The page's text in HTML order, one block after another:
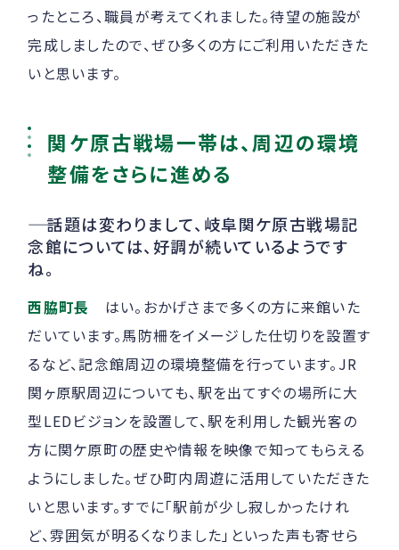
ったところ、職員が考えてくれました。待望の施設が
完成しましたので、ぜひ多くの方にご利用いただきた
いと思います。
関ケ原古戦場一帯は、周辺の環境
整備をさらに進める
――話題は変わりまして、岐阜関ケ原古戦場記
念館については、好調が続いているようです
ね。
西脇町長
はい。おかげさまで多くの方に来館いた
だいています。馬防柵をイメージした仕切りを設置す
るなど、記念館周辺の環境整備を行っています。JR
関ヶ原駅周辺についても、駅を出てすぐの場所に大
型LEDビジョンを設置して、駅を利用した観光客の
方に関ケ原町の歴史や情報を映像で知ってもらえる
ようにしました。ぜひ町内周遊に活用していただきた
いと思います。すでに「駅前が少し寂しかったけれ
ど、雰囲気が明るくなりました」といった声も寄せら